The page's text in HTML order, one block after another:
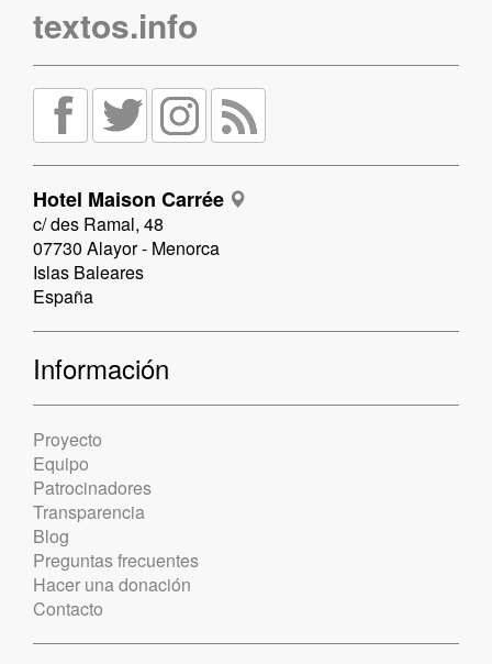
textos.info
Hotel Maison Carrée
c/ des Ramal, 48
07730 Alayor - Menorca
Islas Baleares
España
Información
Proyecto
Equipo
Patrocinadores
Transparencia
Blog
Preguntas frecuentes
Hacer una donación
Contacto